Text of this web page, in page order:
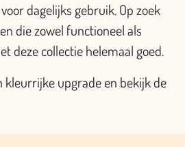
dagelijks gebruik. Op zoek
die zowel functioneel als
deze collectie helemaal goed.
kleurrijke upgrade en bekijk de